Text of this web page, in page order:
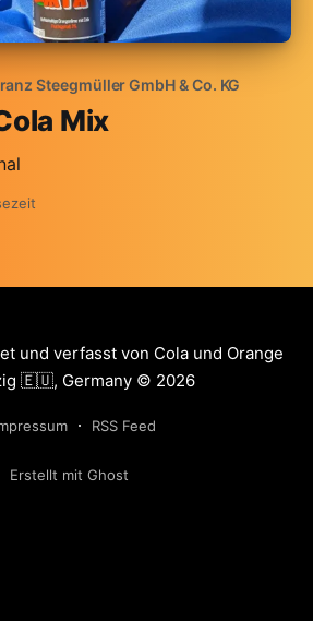
Steegmüller GmbH & Co. KG
Mix
und verfasst von Cola und Orange
🇪🇺, Germany © 2026
RSS Feed
Erstellt mit Ghost